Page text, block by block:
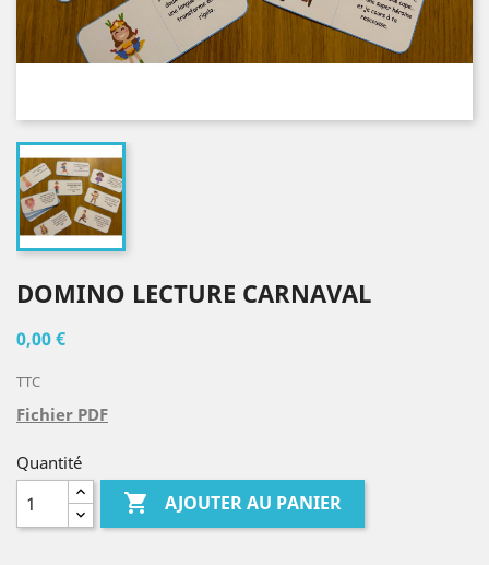
DOMINO LECTURE CARNAVAL
0,00 €
TTC
Fichier PDF
Quantité
 AJOUTER AU PANIER